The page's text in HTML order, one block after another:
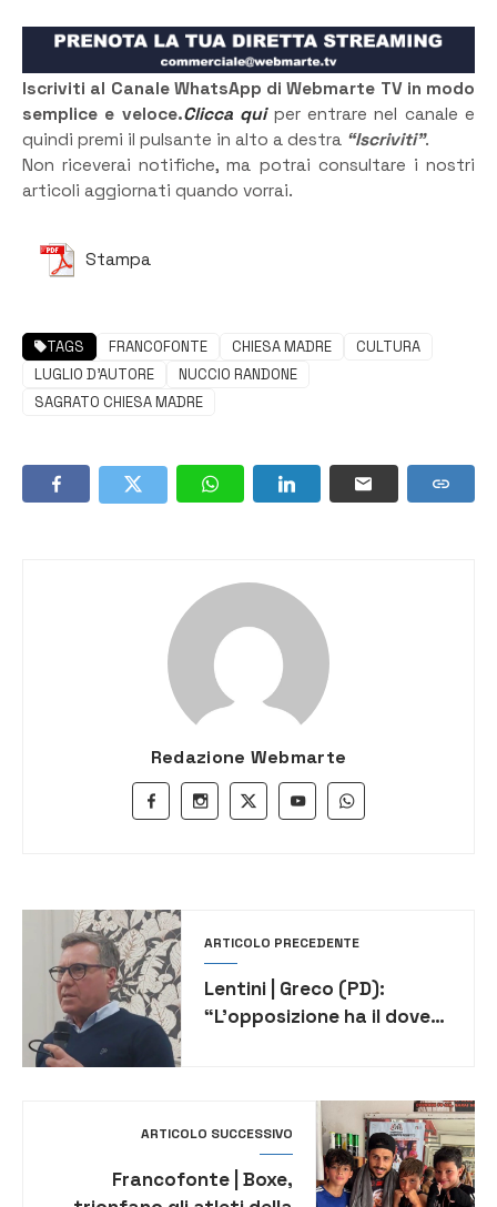
Iscriviti al Canale WhatsApp di Webmarte TV in modo
semplice e veloce.Clicca quiper entrare nel canale e
quindi premi il pulsante in alto a destra “Iscriviti”.
Non riceverai notifiche, ma potrai consultare i nostri
articoli aggiornati quando vorrai.
Stampa
TAGS FRANCOFONTE CHIESA MADRE
CULTURA
LUGLIO D'AUTORE
NUCCIO RANDONE
SAGRATO CHIESA MADRE
Redazione Webmarte
ARTICOLO PRECEDENTE
Lentini | Greco (PD):
“L’opposizione ha il dovere
gli interessi dei cittadini”
ARTICOLO SUCCESSIVO
Francofonte | Boxe,